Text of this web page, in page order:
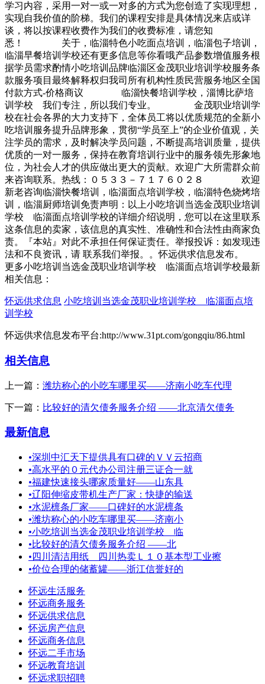
学习内容，采用一对一或一对多的方式为您创造了实现理想，
实现自我价值的阶梯。我们的课程安排是具体情况来店或详
谈，将以按课程收费作为我们的收费标准，请您知
悉！ 关于，临淄特色小吃面点培训，临淄包子培训，
临淄早餐培训学校还有更多信息等你看哦产品参数增值服务根
据学员需求酌情小吃培训品牌临淄区金茂职业培训学校服务条
款服务项目最终解释权归我司所有机构性质民营服务地区全国
付款方式-价格商议 临淄快餐培训学校，淄博比萨培
训学校 我们专注，所以我们专业。 金茂职业培训学
校在社会各界的大力支持下，全体员工将以优质规范的全新小
吃培训服务提升品牌形象，贯彻“学员至上”的企业价值观，关
注学员的需求，及时解决学员问题，不断提高培训质量，提供
优质的一对一服务，保持在教育培训行业中的服务领先形象地
位，为社会人才的供应做出更大的贡献。欢迎广大所需群众前
来咨询联系。热线：０５３３－７１７６０２８ 欢迎
新老咨询临淄快餐培训，临淄面点培训学校，临淄特色烧烤培
训，临淄厨师培训免责声明：以上小吃培训当选金茂职业培训
学校 临淄面点培训学校的详细介绍说明，您可以在这里联系
这条信息的卖家，该信息的真实性、准确性和合法性由商家负
责。『本站』对此不承担任何保证责任。举报投诉：如发现违
法和不良资讯，请 联系我们举报。。怀远供求信息发布。
更多小吃培训当选金茂职业培训学校 临淄面点培训学校最新
相关信息：
怀远供求信息 小吃培训当选金茂职业培训学校 临淄面点培
训学校
怀远供求信息发布平台:http://www.31pt.com/gongqiu/86.html
相关信息
上一篇： 潍坊称心的小吃车哪里买——济南小吃车代理
下一篇： 比较好的清欠债务服务介绍 ——北京清欠债务
最新信息
•深圳中汇天下提供具有口碑的ＶＶ云招商
•高水平的０元代办公司注册三证合一就
•福建快速接头哪家质量好——山东具
•辽阳伸缩皮带机生产厂家：快捷的输送
•水泥檩条厂家——口碑好的水泥檩条
•潍坊称心的小吃车哪里买——济南小
•小吃培训当选金茂职业培训学校 临
•比较好的清欠债务服务介绍 ——北
• 四川清洁用纸＿四川热卖Ｌ１０基本型工业擦
•价位合理的储蓄罐——浙江信誉好的
怀远生活服务
怀远商务服务
怀远供求信息
怀远房产信息
怀远商务信息
怀远二手市场
怀远教育培训
怀远求职招聘